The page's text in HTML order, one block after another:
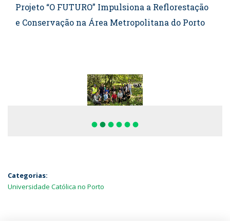
Projeto “O FUTURO” Impulsiona a Reflorestação
e Conservação na Área Metropolitana do Porto
fiber_manual_record fiber_manual_record fiber_manual_record fiber_manual_record fiber_manual_record fiber_manual_record
Categorias:
Universidade Católica no Porto